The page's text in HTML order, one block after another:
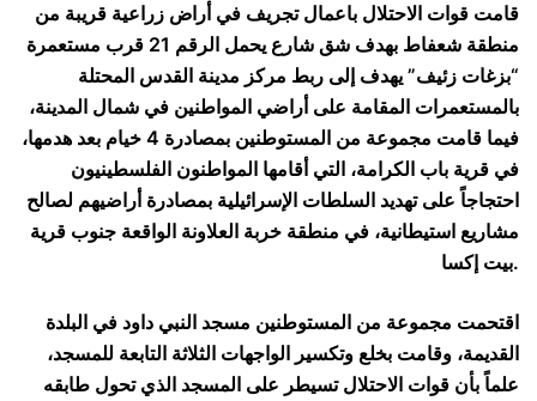
قامت قوات الاحتلال باعمال تجريف في أراض زراعية قريبة من
منطقة شعفاط بهدف شق شارع يحمل الرقم 21 قرب مستعمرة
“بزغات زئيف” يهدف إلى ربط مركز مدينة القدس المحتلة
بالمستعمرات المقامة على أراضي المواطنين في شمال المدينة،
فيما قامت مجموعة من المستوطنين بمصادرة 4 خيام بعد هدمها،
في قرية باب الكرامة، التي أقامها المواطنون الفلسطينيون
احتجاجاً على تهديد السلطات الإسرائيلية بمصادرة أراضيهم لصالح
مشاريع استيطانية، في منطقة خربة العلاونة الواقعة جنوب قرية
بيت إكسا.
اقتحمت مجموعة من المستوطنين مسجد النبي داود في البلدة
القديمة، وقامت بخلع وتكسير الواجهات الثلاثة التابعة للمسجد،
علماً بأن قوات الاحتلال تسيطر على المسجد الذي تحول طابقه